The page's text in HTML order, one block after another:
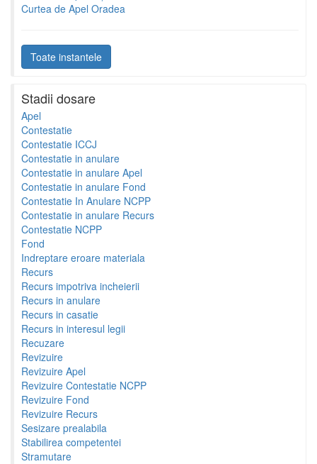
Curtea de Apel Oradea
Toate instantele
Stadii dosare
Apel
Contestatie
Contestatie ICCJ
Contestatie in anulare
Contestatie in anulare Apel
Contestatie in anulare Fond
Contestatie In Anulare NCPP
Contestatie in anulare Recurs
Contestatie NCPP
Fond
Indreptare eroare materiala
Recurs
Recurs impotriva incheierii
Recurs in anulare
Recurs in casatie
Recurs in interesul legii
Recuzare
Revizuire
Revizuire Apel
Revizuire Contestatie NCPP
Revizuire Fond
Revizuire Recurs
Sesizare prealabila
Stabilirea competentei
Stramutare